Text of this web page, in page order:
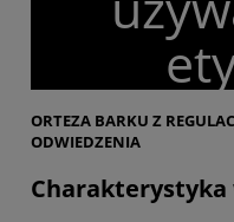
ORTEZA BARKU Z
ODWIEDZENIA
Charakterystyka